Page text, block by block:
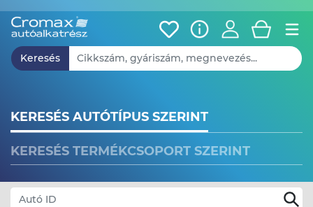
Keresés
KERESÉS AUTÓTÍPUS SZERINT
KERESÉS TERMÉKCSOPORT SZERINT